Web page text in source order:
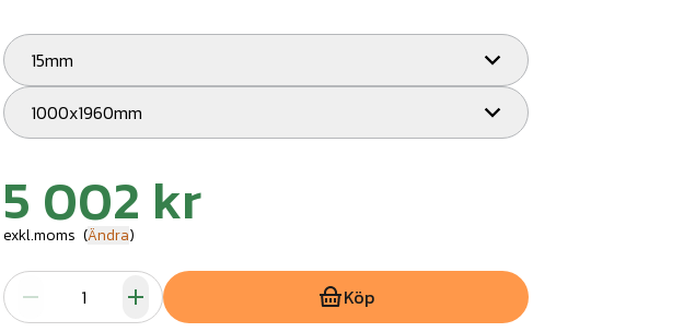
15mm
1000x1960mm
5 002 kr
exkl.moms (Ändra)
Köp